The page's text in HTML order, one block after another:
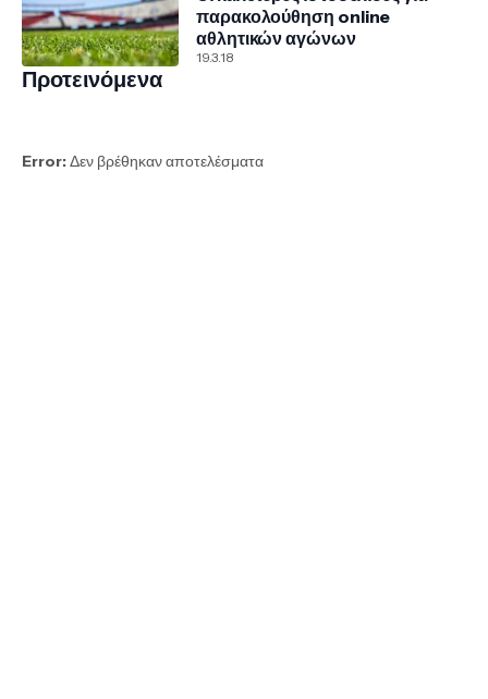
παρακολούθηση online
αθλητικών αγώνων
19.3.18
Προτεινόμενα
Error:Δεν βρέθηκαν αποτελέσματα